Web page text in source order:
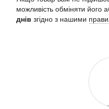
можливість обміняти його
днів згідно з нашими